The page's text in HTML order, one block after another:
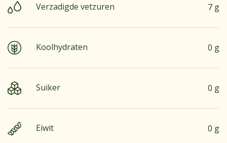
Verzadigde vetzuren 7 g
Koolhydraten 0 g
Suiker 0 g
Eiwit 0 g